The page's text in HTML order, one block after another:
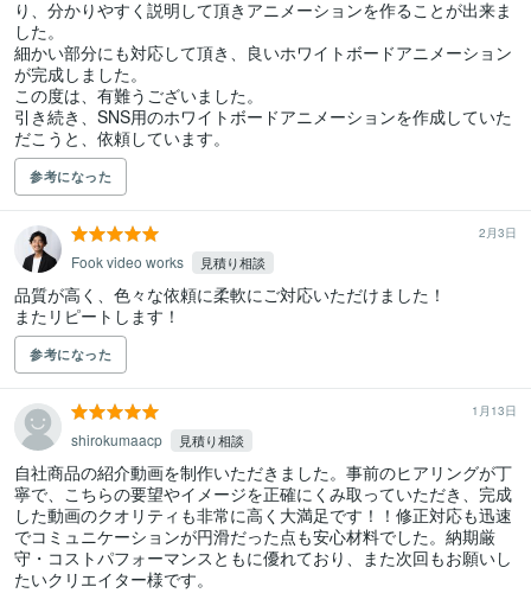
り、分かりやすく説明して頂きアニメーションを作ることが出来ま
した。
細かい部分にも対応して頂き、良いホワイトボードアニメーション
が完成しました。
この度は、有難うございました。
引き続き、SNS用のホワイトボードアニメーションを作成していた
だこうと、依頼しています。
参考になった
2月3日
Fook video works 見積り相談
品質が高く、色々な依頼に柔軟にご対応いただけました！
またリピートします！
参考になった
1月13日
shirokumaacp 見積り相談
自社商品の紹介動画を制作いただきました。事前のヒアリングが丁
寧で、こちらの要望やイメージを正確にくみ取っていただき、完成
した動画のクオリティも非常に高く大満足です！！修正対応も迅速
でコミュニケーションが円滑だった点も安心材料でした。納期厳
守・コストパフォーマンスともに優れており、また次回もお願いし
たいクリエイター様です。